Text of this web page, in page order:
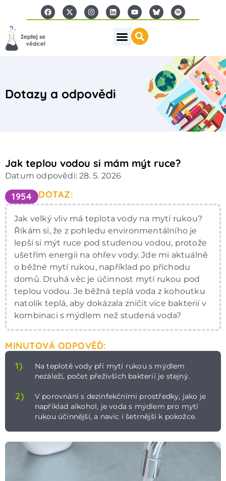
Dotazy a odpovědi
Jak teplou vodou si mám mýt ruce?
Datum odpovědi: 28. 5. 2026
1954 DOTAZ:
Jak velký vliv má teplota vody na mytí rukou?
Říkám si, že z pohledu environmentálního je
lepší si mýt ruce pod studenou vodou, protože
ušetřím energii na ohřev vody. Jde mi aktuálně
o běžné mytí rukou, například po příchodu
domů. Druhá věc je účinnost mytí rukou pod
teplou vodou. Je běžná teplá voda z kohoutku
natolik teplá, aby dokázala zničit více bakterií v
kombinaci s mýdlem než studená voda?
MINUTOVÁ ODPOVĚĎ:
1)
Na teplotě vody při mytí rukou s mýdlem
nezáleží, počet přeživších bakterií je stejný.
2)
V porovnání s dezinfekčními prostředky, jako je
například alkohol, je voda s mýdlem pro mytí
rukou účinnější, a navíc i šetrnější k pokožce.